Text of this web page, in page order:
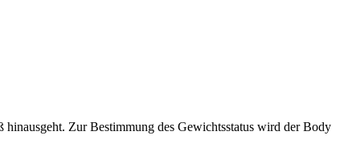
Zur Bestimmung des Gewichtsstatus wird der Body